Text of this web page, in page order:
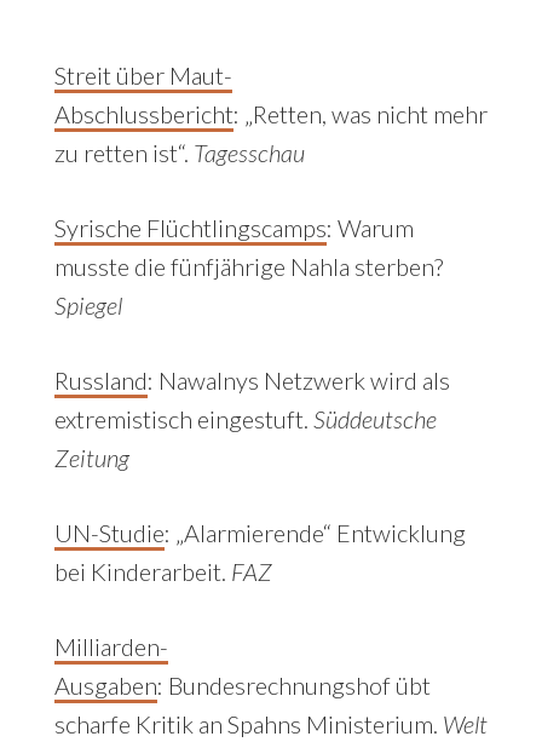
Streit über Maut-
Abschlussbericht:
„Retten, was nicht mehr
zu retten ist“. Tagesschau
Syrische Flüchtlingscamps: Warum
musste die fünfjährige Nahla sterben?
Spiegel
Russland: Nawalnys Netzwerk wird als
extremistisch eingestuft. Süddeutsche
Zeitung
UN-Studie: „Alarmierende“ Entwicklung
bei Kinderarbeit. FAZ
Milliarden-
Ausgaben: Bundesrechnungshof übt
scharfe Kritik an Spahns Ministerium. Welt